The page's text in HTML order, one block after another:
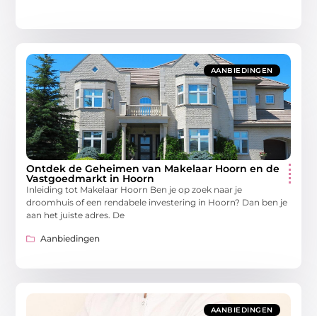
AANBIEDINGEN
Ontdek de Geheimen van Makelaar Hoorn en de
Vastgoedmarkt in Hoorn
Inleiding tot Makelaar Hoorn Ben je op zoek naar je
droomhuis of een rendabele investering in Hoorn? Dan ben je
aan het juiste adres. De
Aanbiedingen
AANBIEDINGEN